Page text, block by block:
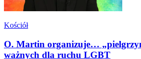
Kościół
O. Martin organizuje…
ważnych dla ruchu LGBT